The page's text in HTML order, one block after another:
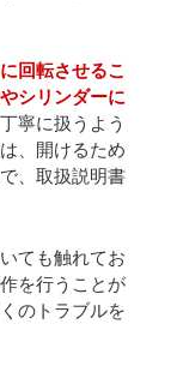
回転させるこ
シリンダーに
寧に扱うよう
、開けるため
、取扱説明書
ても触れてお
を行うことが
のトラブルを